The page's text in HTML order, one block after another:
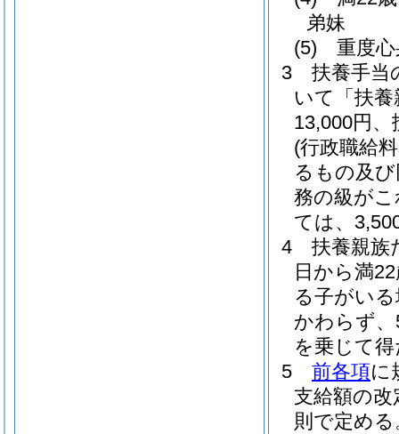
弟妹
(5)
重度
3
扶養手当
いて「扶
13,000円
(行政職給
るもの及
務の級が
ては、
4
扶養親族
日から満
る子がい
かわらず
を乗じて
5
前各項に
支給額の
則で定める